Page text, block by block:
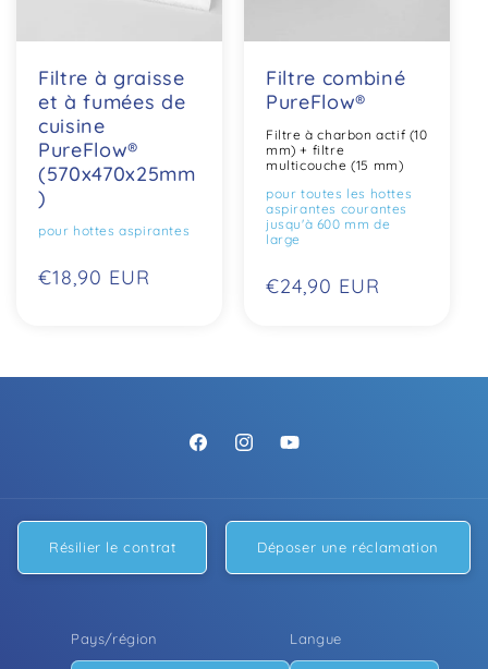
Filtre à graisse
et à fumées de
cuisine
PureFlow®
(570x470x25mm
)
pour hottes aspirantes
Prix
€18,90 EUR
Filtre combiné
PureFlow®
Filtre à charbon actif (10
mm) + filtre
multicouche (15 mm)
pour toutes les hottes
aspirantes courantes
jusqu'à 600 mm de
large
Prix
€24,90 EUR
FacebookInstagramYouTube
Résilier le contrat Déposer une réclamation
Pays/région Langue